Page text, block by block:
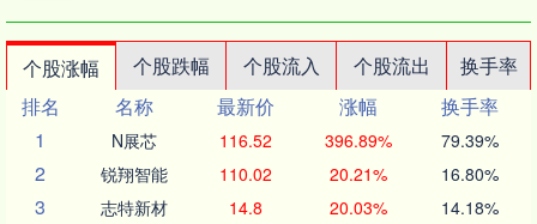
个股涨幅 个股跌幅 个股流入 个股流出
换手率
排名
名称 最新价 涨幅
换手率
1
N展芯 116.52 396.89% 79.39%
2 锐翔智能 110.02 20.21% 16.80%
3 志特新材 14.8 20.03% 14.18%